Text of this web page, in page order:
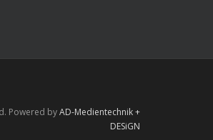
Powered byAD-Medientechnik +
DESiGN